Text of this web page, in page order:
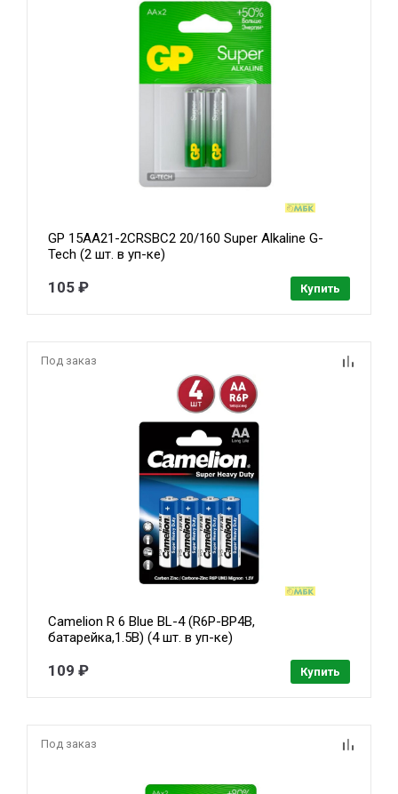
GP 15AA21-2CRSBC2 20/160 Super Alkaline G-
Tech (2 шт. в уп-ке)
105 ₽ Купить
Под заказ
Camelion R 6 Blue BL-4 (R6P-BP4B,
батарейка,1.5В) (4 шт. в уп-ке)
109 ₽ Купить
Под заказ